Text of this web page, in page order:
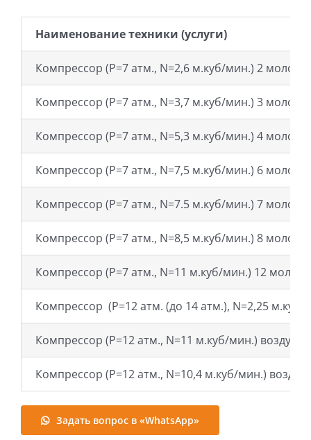
Наименование техники (услуги)
Компрессор (Р=7 атм., N=2,6 м.куб/мин.) 2
Компрессор (Р=7 атм., N=3,7 м.куб/мин.) 3
Компрессор (Р=7 атм., N=5,3 м.куб/мин.) 4
Компрессор (Р=7 атм., N=7,5 м.куб/мин.) 6
Компрессор (Р=7 атм., N=7.5 м.куб/мин.) 7
Компрессор (Р=7 атм., N=8,5 м.куб/мин.) 8
Компрессор (Р=7 атм., N=11 м.куб/мин.) 12
Компрессор (Р=12 атм. (до 14 атм.), N=2,25 м.куб/
Компрессор (Р=12 атм., N=11 м.куб/мин.) воздух
Компрессор (Р=12 атм., N=10,4 м.куб/мин.) воздух
Задать вопрос в «WhatsApp»